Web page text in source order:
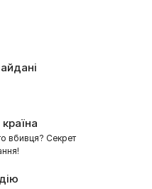
вбивця? Секрет